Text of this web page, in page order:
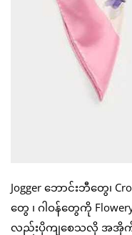
Jogger ဘောင်းဘီတွေ၊
တွေ ၊ ဂါဝန်တွေကို
လည်းပိုကျစေသလို အအို